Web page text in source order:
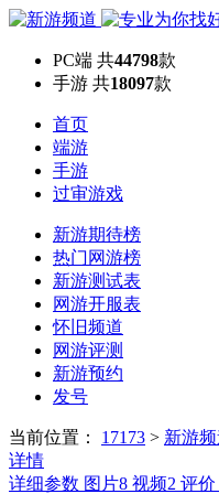
PC端 共44798款
手游 共18097款
首页
端游
手游
过审游戏
新游期待榜
热门网游榜
新游测试表
网游开服表
怀旧频道
网游评测
新游预约
发号
当前位置： 17173 > 新游
详情
详细参数 图片8 视频2 评价